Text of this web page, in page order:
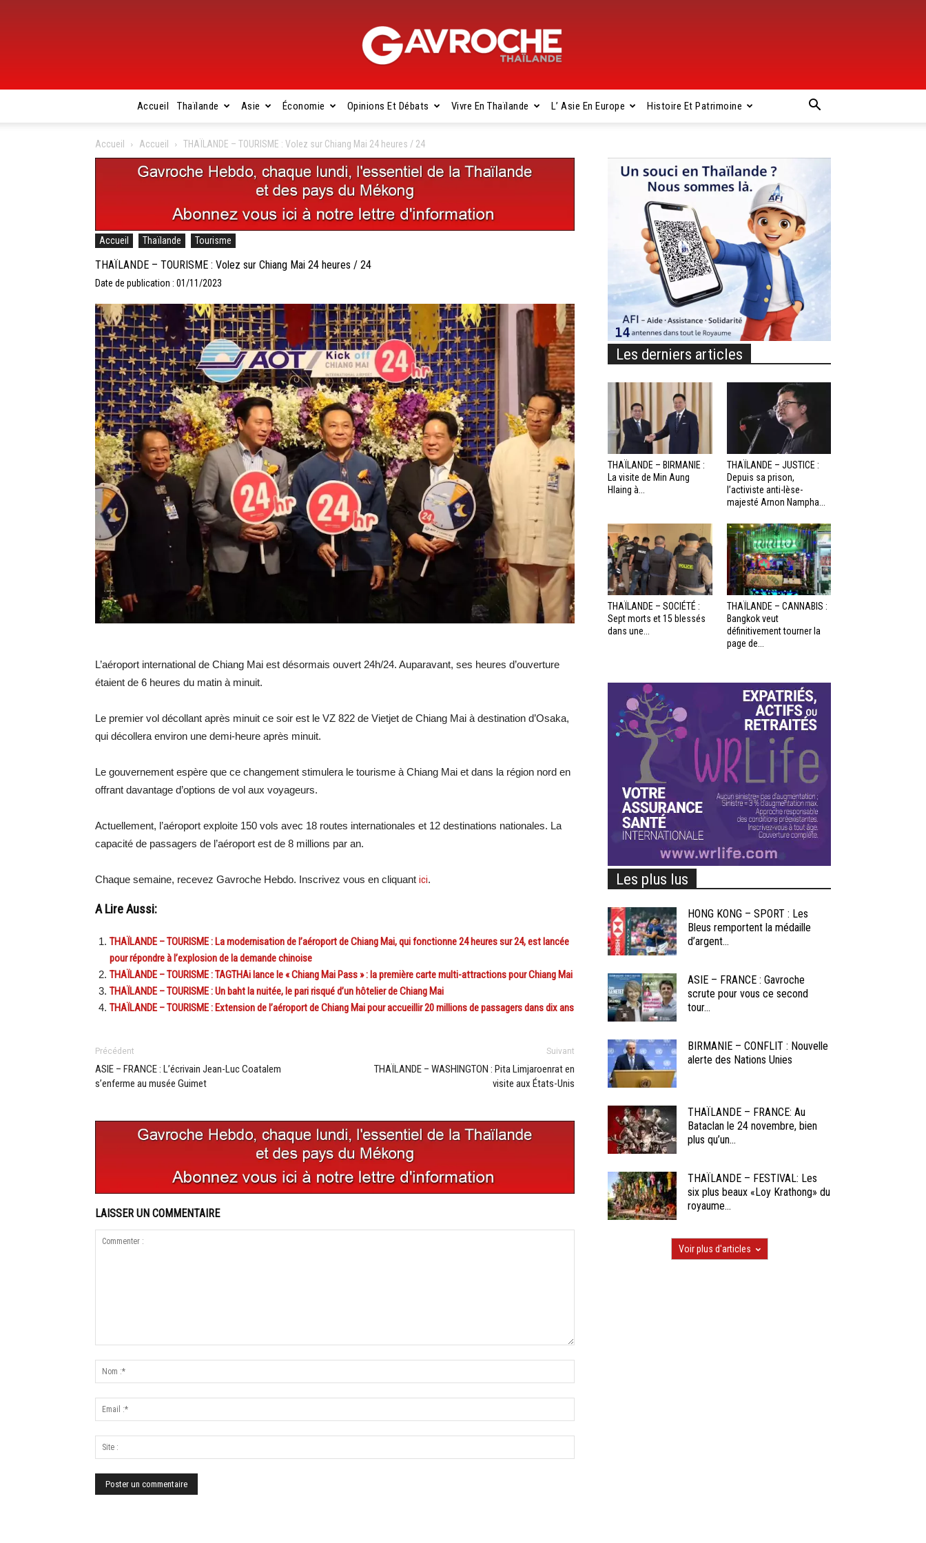
Gavroche
Accueil Thaïlande Asie Économie Opinions Et Débats Vivre En Thaïlande L’ Asie En Europe Histoire Et Patrimoine
Accueil Accueil THAÏLANDE – TOURISME : Volez sur Chiang Mai 24 heures / 24
Accueil Thaïlande Tourisme
THAÏLANDE – TOURISME : Volez sur Chiang Mai 24 heures / 24
Date de publication : 01/11/2023
L’aéroport international de Chiang Mai est désormais ouvert 24h/24. Auparavant, ses heures d’ouverture
étaient de 6 heures du matin à minuit.
Le premier vol décollant après minuit ce soir est le VZ 822 de Vietjet de Chiang Mai à destination d’Osaka,
qui décollera environ une demi-heure après minuit.
Le gouvernement espère que ce changement stimulera le tourisme à Chiang Mai et dans la région nord en
offrant davantage d’options de vol aux voyageurs.
Actuellement, l’aéroport exploite 150 vols avec 18 routes internationales et 12 destinations nationales. La
capacité de passagers de l’aéroport est de 8 millions par an.
Chaque semaine, recevez Gavroche Hebdo. Inscrivez vous en cliquant ici.
A Lire Aussi:
THAÏLANDE – TOURISME : La modernisation de l’aéroport de Chiang Mai, qui fonctionne 24 heures sur 24, est lancée
pour répondre à l’explosion de la demande chinoise
THAÏLANDE – TOURISME : TAGTHAi lance le « Chiang Mai Pass » : la première carte multi-attractions pour Chiang Mai
THAÏLANDE – TOURISME : Un baht la nuitée, le pari risqué d’un hôtelier de Chiang Mai
THAÏLANDE – TOURISME : Extension de l’aéroport de Chiang Mai pour accueillir 20 millions de passagers dans dix ans
Précédent
ASIE – FRANCE : L’écrivain Jean-Luc Coatalem
s’enferme au musée Guimet
Suivant
THAÏLANDE – WASHINGTON : Pita Limjaroenrat en
visite aux États-Unis
LAISSER UN COMMENTAIRE
Les derniers articles
THAÏLANDE – BIRMANIE :
La visite de Min Aung
Hlaing à...
THAÏLANDE – JUSTICE :
Depuis sa prison,
l’activiste anti-lèse-
majesté Arnon Nampha...
THAÏLANDE – SOCIÉTÉ :
Sept morts et 15 blessés
dans une...
THAÏLANDE – CANNABIS :
Bangkok veut
définitivement tourner la
page de...
Les plus lus
HONG KONG – SPORT : Les
Bleus remportent la médaille
d’argent...
ASIE – FRANCE : Gavroche
scrute pour vous ce second
tour...
BIRMANIE – CONFLIT : Nouvelle
alerte des Nations Unies
THAÏLANDE – FRANCE: Au
Bataclan le 24 novembre, bien
plus qu’un...
THAÏLANDE – FESTIVAL: Les
six plus beaux «Loy Krathong» du
royaume...
Voir plus d'articles